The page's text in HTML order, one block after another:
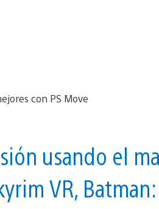
usando el
VR,